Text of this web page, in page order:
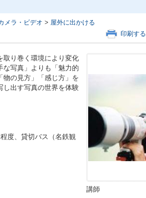
メラ・ビデオ > 屋外に出かける
印刷する
取り巻く環境により変化
な写真」よりも「魅力的
物の見方」「感じ方」を
し出す写真の世界を体験
度、貸切バス（名鉄観
講師